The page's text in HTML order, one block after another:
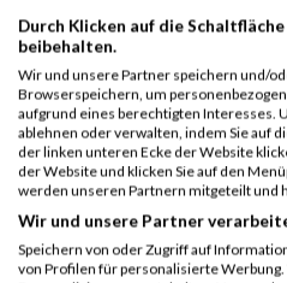
29.
PUMA
Durch Klicken auf die
beibehalten.
Wir und unsere Partner speichern und/
Browserspeichern, um
aufgrund eines berechtigten Interesses.
ablehnen oder verwalten, indem Sie auf
der linken unteren Ecke der Website
der Website und klicken Sie auf den
werden unseren Partnern mitgeteilt und
Wir und unsere Partner
Speichern von oder Zugriff auf
von Profilen für personalisierte